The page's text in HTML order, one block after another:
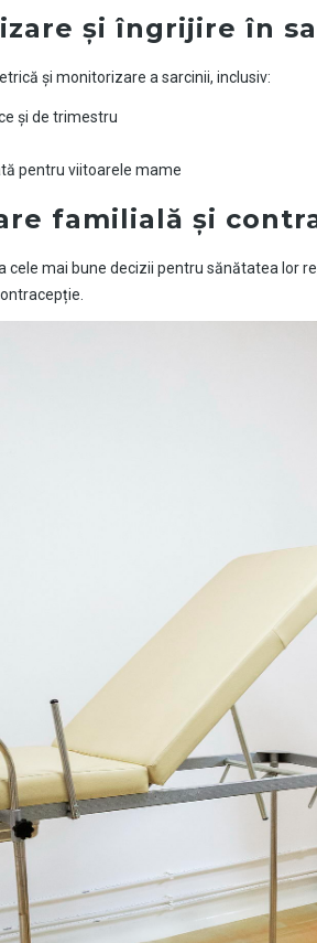
și îngrijire în
și monitorizare a sarcinii, inclusiv:
și de trimestru
pentru viitoarele mame
familială și
cele mai bune decizii pentru sănătatea lor